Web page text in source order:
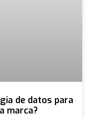
de datos para
marca?